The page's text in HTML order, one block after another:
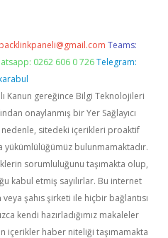
backlinkpaneli@gmail.com Teams:
0262 606 0 726 Telegram:
Kanun gereğince Bilgi Teknolojileri
onaylanmış bir Yer Sağlayıcı
sitedeki içerikleri proaktif
bulunmamaktadır.
sorumluluğunu taşımakta olup,
kabul etmiş sayılırlar. Bu internet
şahıs şirketi ile hiçbir bağlantısı
kendi hazırladığımız makaleler
içerikler haber niteliği taşımamakta